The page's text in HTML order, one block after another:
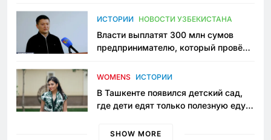
пространство
ИСТОРИИ НОВОСТИ УЗБЕКИСТАНА
Власти выплатят 300 млн сумов
предпринимателю, который провёл
приговору
WOMENS ИСТОРИИ
В Ташкенте появился детский сад,
где дети едят только полезную еду.
просить «кашу без сахара»
SHOW MORE